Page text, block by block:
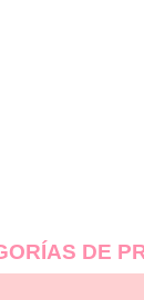
DE